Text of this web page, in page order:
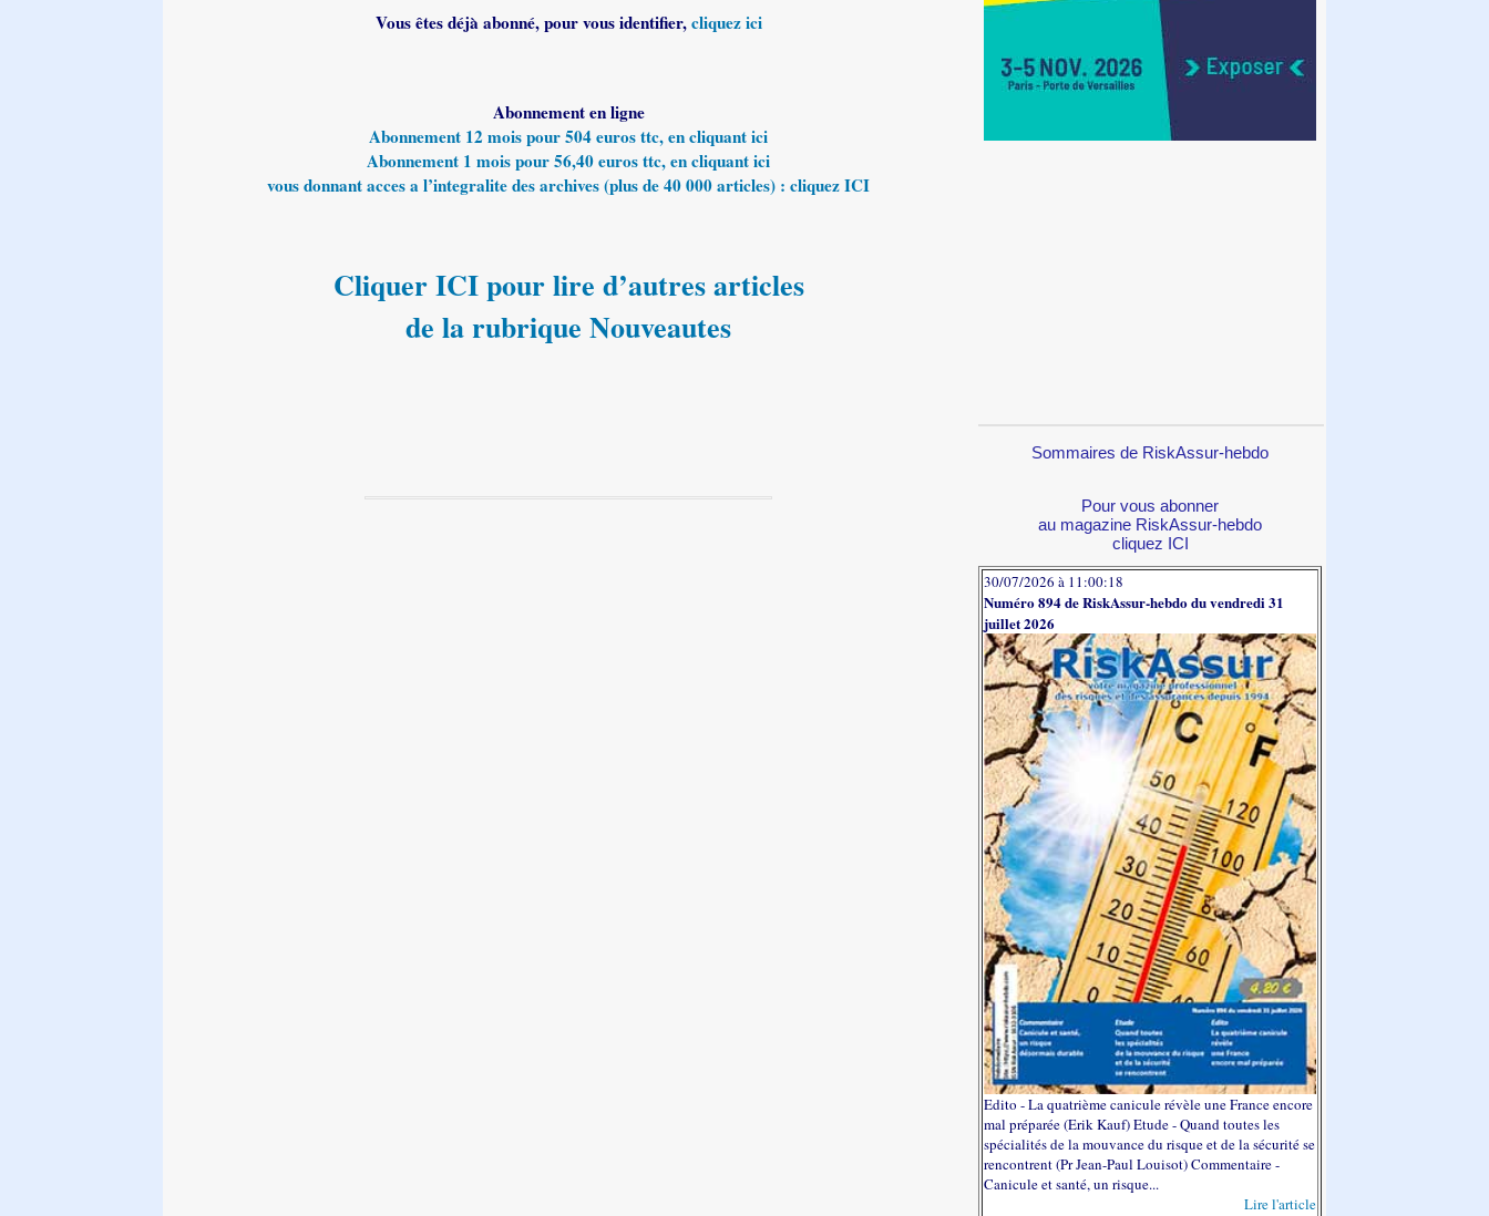
Vous êtes déjà abonné, pour vous identifier,cliquez ici
Abonnement en ligne
Abonnement 12 mois pour 504 euros ttc, en cliquant ici
Abonnement 1 mois pour 56,40 euros ttc, en cliquant ici
vous donnant acces a l’integralite des archives (plus de 40 000 articles) : cliquez ICI
Cliquer ICI pour lire d’autres articles
de la rubrique Nouveautes
Sommaires de RiskAssur-hebdo
Pour vous abonner
au magazine RiskAssur-hebdo
cliquez ICI
30/07/2026 à 11:00:18
Numéro 894 de RiskAssur-hebdo du vendredi 31
juillet 2026
Edito - La quatrième canicule révèle une France encore
mal préparée (Erik Kauf) Etude - Quand toutes les
spécialités de la mouvance du risque et de la sécurité se
rencontrent (Pr Jean-Paul Louisot) Commentaire -
Canicule et santé, un risque...
Lire l'article